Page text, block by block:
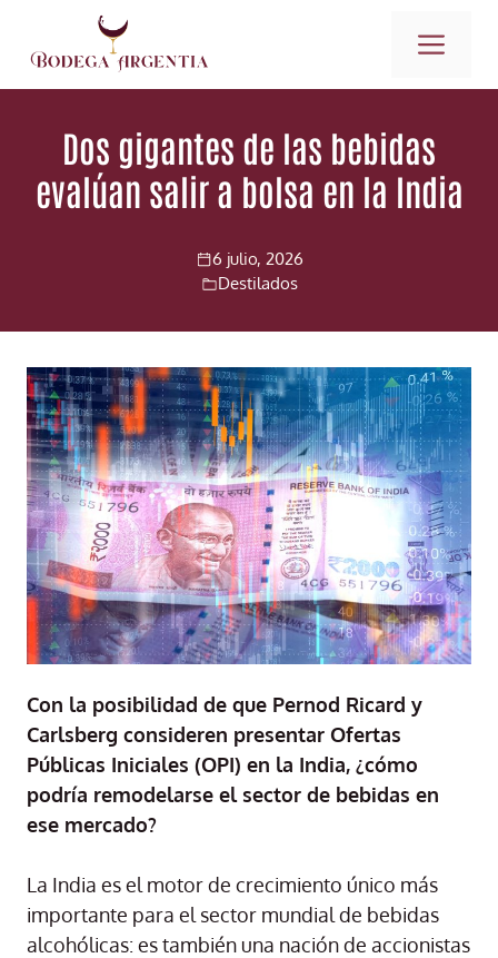
contenido
Dos gigantes de las bebidas
evalúan salir a bolsa en la India
6 julio, 2026
Destilados
Con la posibilidad de que Pernod Ricard y
Carlsberg consideren presentar Ofertas
Públicas Iniciales (OPI) en la India, ¿cómo
podría remodelarse el sector de bebidas en
ese mercado?
La India es el motor de crecimiento único más
importante para el sector mundial de bebidas
alcohólicas: es también una nación de accionistas